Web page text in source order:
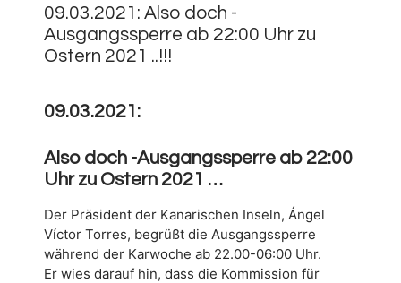
09.03.2021: Also doch -
Ausgangssperre ab 22:00 Uhr zu
Ostern 2021 ..!!!
09.03.2021:
Also doch -Ausgangssperre ab 22:00
Uhr zu Ostern 2021 …
Der Präsident der Kanarischen Inseln, Ángel
Víctor Torres, begrüßt die Ausgangssperre
während der Karwoche ab 22.00-06:00 Uhr.
Er wies darauf hin, dass die Kommission für